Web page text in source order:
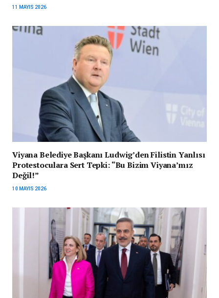
11 MAYIS 2026
Viyana Belediye Başkanı Ludwig’den Filistin Yanlısı
Protestoculara Sert Tepki: “Bu Bizim Viyana’mız
Değil!”
10 MAYIS 2026